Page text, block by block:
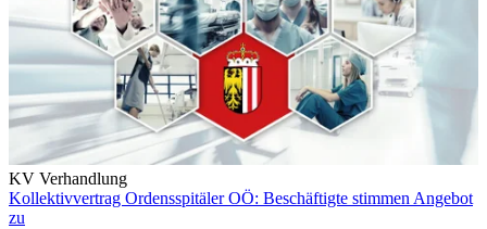
KV Verhandlung
Kollektivvertrag Ordensspitäler OÖ: Beschäftigte stimmen Angebot
zu